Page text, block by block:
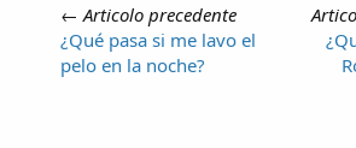
← Articolo precedente
¿Qué pasa si me lavo el
pelo en la noche?